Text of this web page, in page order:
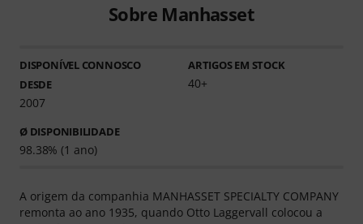
Sobre Manhasset
DISPONÍVEL CONNOSCO
DESDE
2007
ARTIGOS EM STOCK
40+
Ø DISPONIBILIDADE
98.38% (1 ano)
A origem da companhia MANHASSET SPECIALTY COMPANY
remonta ao ano 1935, quando Otto Laggervall colocou a